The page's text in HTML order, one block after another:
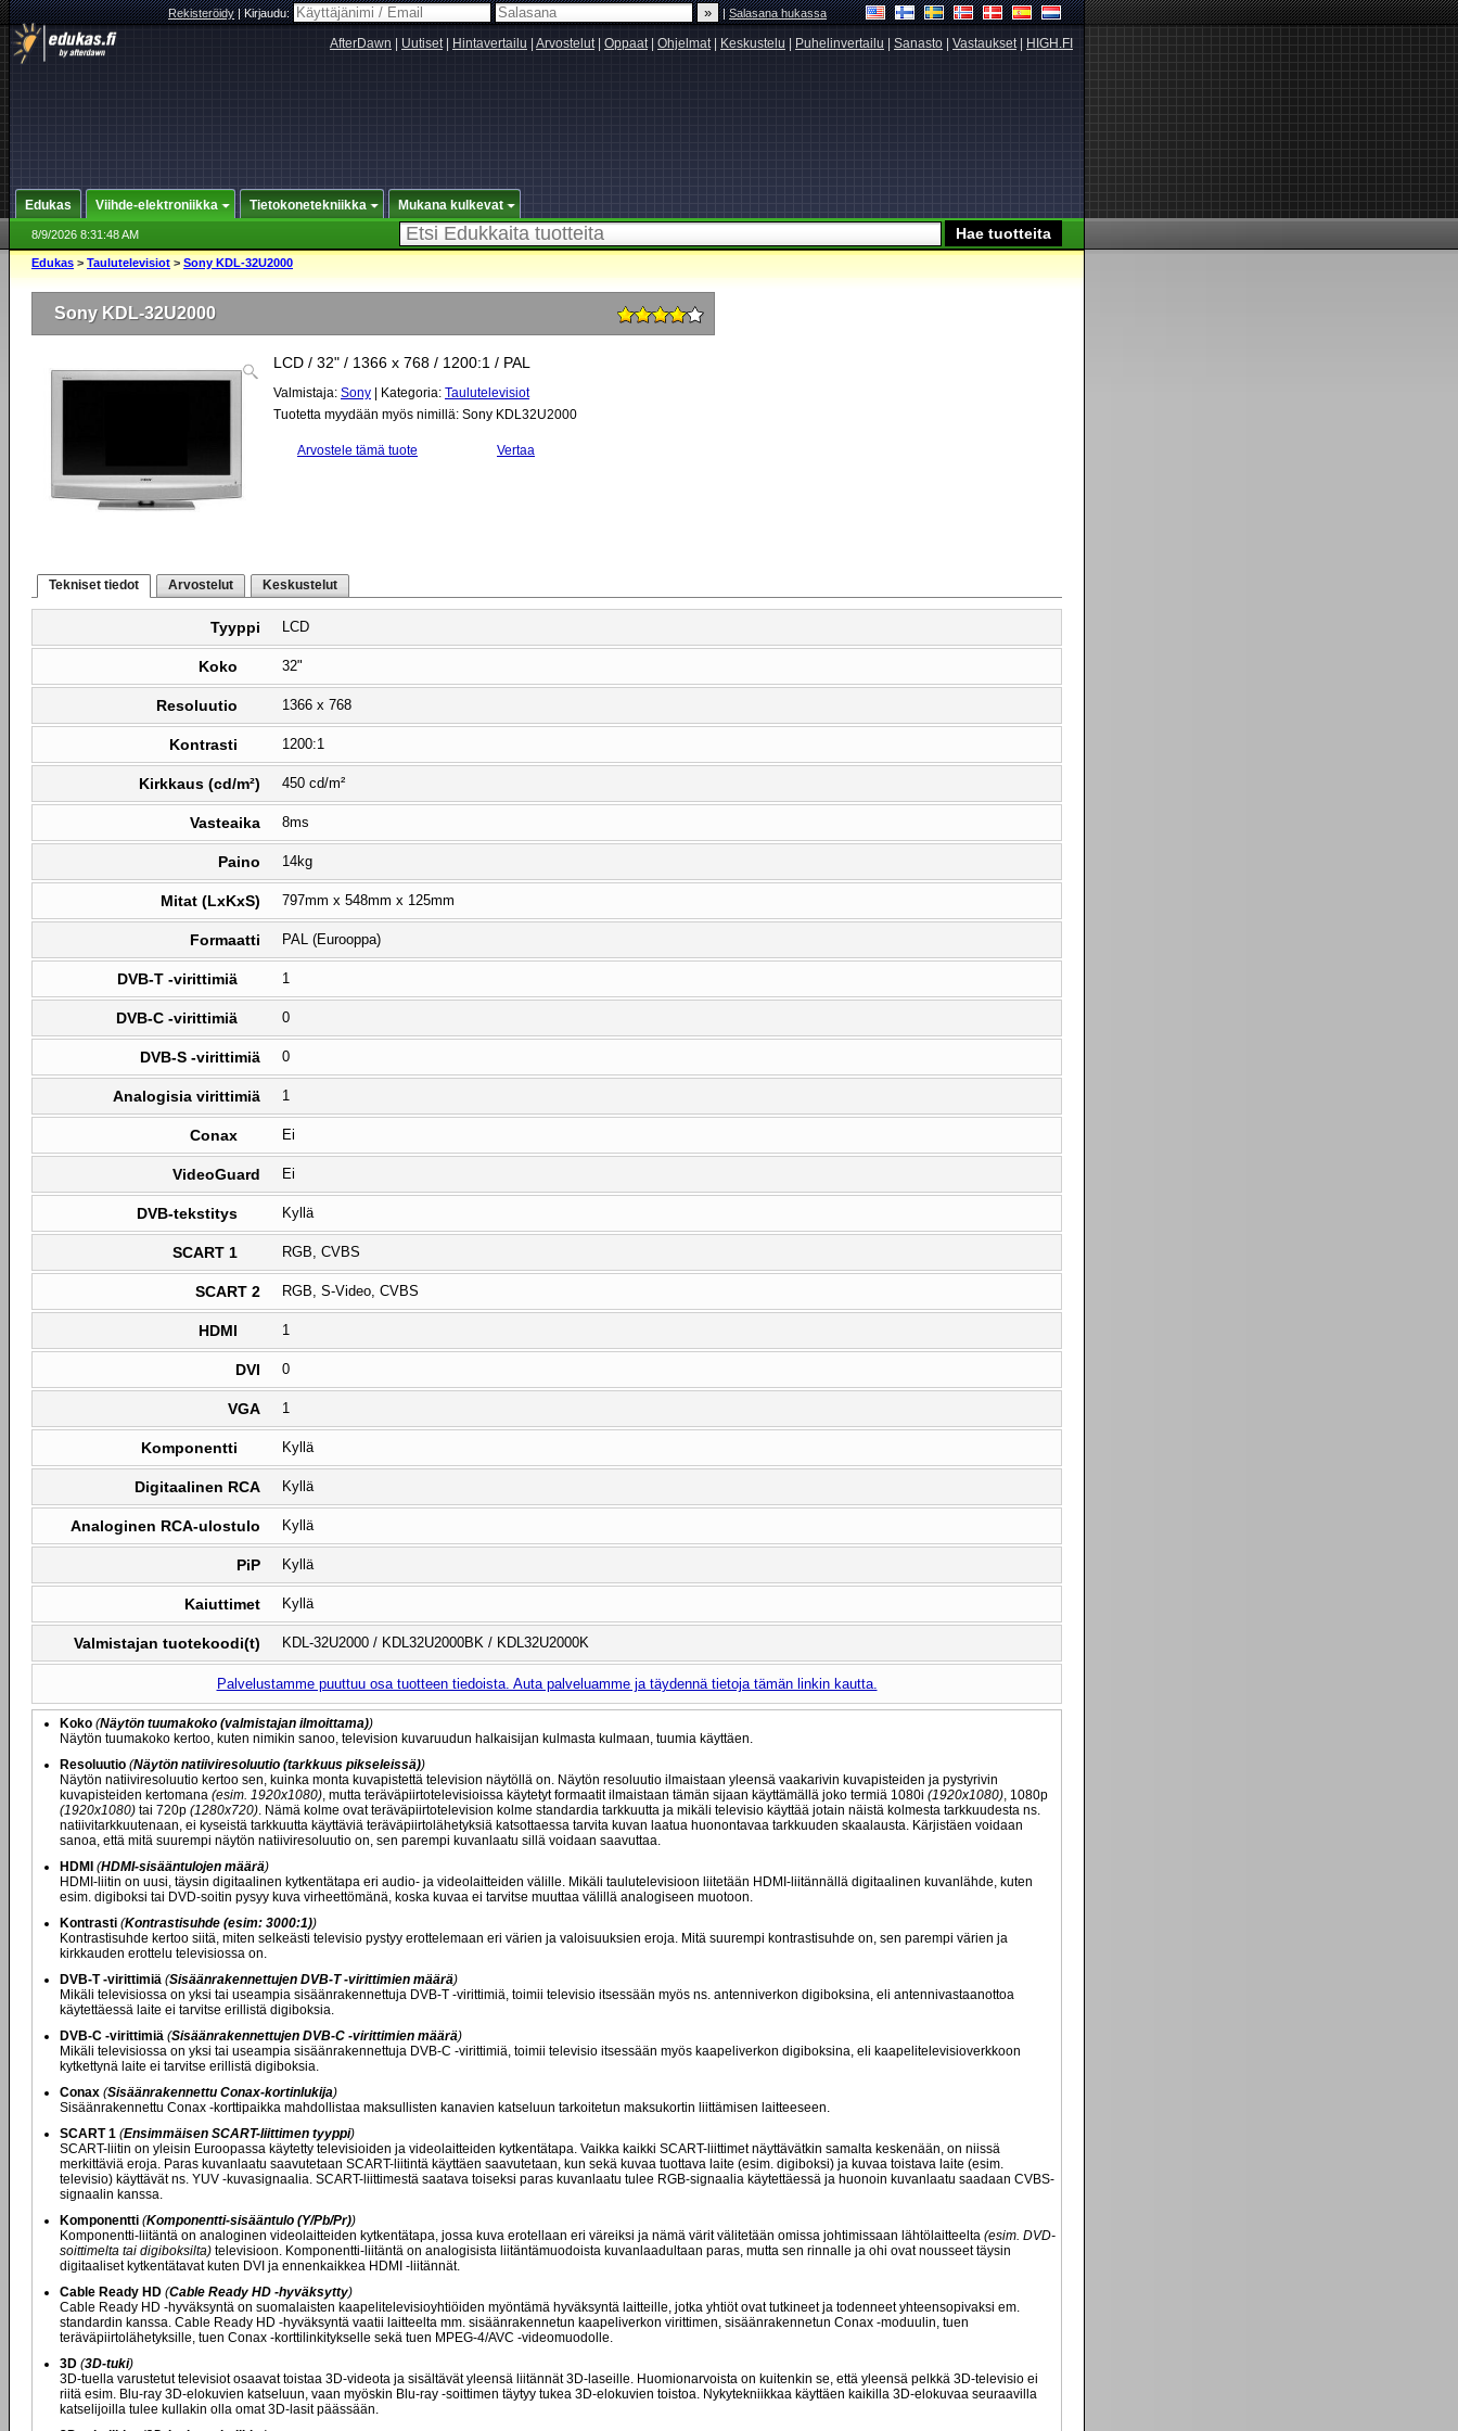
Rekisteröidy|Kirjaudu: |Salasana hukassa
AfterDawn Uutiset| Hintavertailu Arvostelut| Oppaat| Ohjelmat| Keskustelu Puhelinvertailu Sanasto Vastaukset| HIGH.FI
Edukas Viihde-elektroniikka Tietokonetekniikka Mukana kulkevat
8/9/2026 8:31:48 AM
Edukas > Taulutelevisiot > Sony KDL-32U2000
Sony KDL-32U2000
LCD / 32" / 1366 x 768 / 1200:1 / PAL
Valmistaja: Sony | Kategoria: Taulutelevisiot
Tuotetta myydään myös nimillä: Sony KDL32U2000
Arvostele tämä tuote Vertaa
Tekniset tiedot Arvostelut Keskustelut
Tyyppi LCD
Koko 32"
Resoluutio 1366 x 768
Kontrasti 1200:1
Kirkkaus (cd/m²) 450 cd/m²
Vasteaika 8ms
Paino 14kg
Mitat (LxKxS) 797mm x 548mm x 125mm
Formaatti PAL (Eurooppa)
DVB-T -virittimiä 1
DVB-C -virittimiä 0
DVB-S -virittimiä 0
Analogisia virittimiä 1
Conax Ei
VideoGuard Ei
DVB-tekstitys Kyllä
SCART 1 RGB, CVBS
SCART 2 RGB, S-Video, CVBS
HDMI 1
DVI 0
VGA 1
Komponentti Kyllä
Digitaalinen RCA Kyllä
Analoginen RCA-ulostulo Kyllä
PiP Kyllä
Kaiuttimet Kyllä
Valmistajan tuotekoodi(t) KDL-32U2000 / KDL32U2000BK / KDL32U2000K
Palvelustamme puuttuu osa tuotteen tiedoista. Auta palveluamme ja täydennä tietoja tämän linkin kautta.
Koko (Näytön tuumakoko (valmistajan ilmoittama))
Näytön tuumakoko kertoo, kuten nimikin sanoo, television kuvaruudun halkaisijan kulmasta kulmaan, tuumia käyttäen.
Resoluutio (Näytön natiiviresoluutio (tarkkuus pikseleissä))
Näytön natiiviresoluutio kertoo sen, kuinka monta kuvapistettä television näytöllä on. Näytön resoluutio ilmaistaan yleensä vaakarivin kuvapisteiden ja pystyrivin
kuvapisteiden kertomana (esim. 1920x1080), mutta teräväpiirtotelevisioissa käytetyt formaatit ilmaistaan tämän sijaan käyttämällä joko termiä 1080i (1920x1080), 1080p
(1920x1080) tai 720p (1280x720). Nämä kolme ovat teräväpiirtotelevision kolme standardia tarkkuutta ja mikäli televisio käyttää jotain näistä kolmesta tarkkuudesta ns.
natiivitarkkuutenaan, ei kyseistä tarkkuutta käyttäviä teräväpiirtolähetyksiä katsottaessa tarvita kuvan laatua huonontavaa tarkkuuden skaalausta. Kärjistäen voidaan
sanoa, että mitä suurempi näytön natiiviresoluutio on, sen parempi kuvanlaatu sillä voidaan saavuttaa.
HDMI (HDMI-sisääntulojen määrä)
HDMI-liitin on uusi, täysin digitaalinen kytkentätapa eri audio- ja videolaitteiden välille. Mikäli taulutelevisioon liitetään HDMI-liitännällä digitaalinen kuvanlähde, kuten
esim. digiboksi tai DVD-soitin pysyy kuva virheettömänä, koska kuvaa ei tarvitse muuttaa välillä analogiseen muotoon.
Kontrasti (Kontrastisuhde (esim: 3000:1))
Kontrastisuhde kertoo siitä, miten selkeästi televisio pystyy erottelemaan eri värien ja valoisuuksien eroja. Mitä suurempi kontrastisuhde on, sen parempi värien ja
kirkkauden erottelu televisiossa on.
DVB-T -virittimiä (Sisäänrakennettujen DVB-T -virittimien määrä)
Mikäli televisiossa on yksi tai useampia sisäänrakennettuja DVB-T -virittimiä, toimii televisio itsessään myös ns. antenniverkon digiboksina, eli antennivastaanottoa
käytettäessä laite ei tarvitse erillistä digiboksia.
DVB-C -virittimiä (Sisäänrakennettujen DVB-C -virittimien määrä)
Mikäli televisiossa on yksi tai useampia sisäänrakennettuja DVB-C -virittimiä, toimii televisio itsessään myös kaapeliverkon digiboksina, eli kaapelitelevisioverkkoon
kytkettynä laite ei tarvitse erillistä digiboksia.
Conax (Sisäänrakennettu Conax-kortinlukija)
Sisäänrakennettu Conax -korttipaikka mahdollistaa maksullisten kanavien katseluun tarkoitetun maksukortin liittämisen laitteeseen.
SCART 1 (Ensimmäisen SCART-liittimen tyyppi)
SCART-liitin on yleisin Euroopassa käytetty televisioiden ja videolaitteiden kytkentätapa. Vaikka kaikki SCART-liittimet näyttävätkin samalta keskenään, on niissä
merkittäviä eroja. Paras kuvanlaatu saavutetaan SCART-liitintä käyttäen saavutetaan, kun sekä kuvaa tuottava laite (esim. digiboksi) ja kuvaa toistava laite (esim.
televisio) käyttävät ns. YUV -kuvasignaalia. SCART-liittimestä saatava toiseksi paras kuvanlaatu tulee RGB-signaalia käytettäessä ja huonoin kuvanlaatu saadaan CVBS-
signaalin kanssa.
Komponentti (Komponentti-sisääntulo (Y/Pb/Pr))
Komponentti-liitäntä on analoginen videolaitteiden kytkentätapa, jossa kuva erotellaan eri väreiksi ja nämä värit välitetään omissa johtimissaan lähtölaitteelta (esim. DVD-
soittimelta tai digiboksilta) televisioon. Komponentti-liitäntä on analogisista liitäntämuodoista kuvanlaadultaan paras, mutta sen rinnalle ja ohi ovat nousseet täysin
digitaaliset kytkentätavat kuten DVI ja ennenkaikkea HDMI -liitännät.
Cable Ready HD (Cable Ready HD -hyväksytty)
Cable Ready HD -hyväksyntä on suomalaisten kaapelitelevisioyhtiöiden myöntämä hyväksyntä laitteille, jotka yhtiöt ovat tutkineet ja todenneet yhteensopivaksi em.
standardin kanssa. Cable Ready HD -hyväksyntä vaatii laitteelta mm. sisäänrakennetun kaapeliverkon virittimen, sisäänrakennetun Conax -moduulin, tuen
teräväpiirtolähetyksille, tuen Conax -korttilinkitykselle sekä tuen MPEG-4/AVC -videomuodolle.
3D (3D-tuki)
3D-tuella varustetut televisiot osaavat toistaa 3D-videota ja sisältävät yleensä liitännät 3D-laseille. Huomionarvoista on kuitenkin se, että yleensä pelkkä 3D-televisio ei
riitä esim. Blu-ray 3D-elokuvien katseluun, vaan myöskin Blu-ray -soittimen täytyy tukea 3D-elokuvien toistoa. Nykytekniikkaa käyttäen kaikilla 3D-elokuvaa seuraavilla
katselijoilla tulee kullakin olla omat 3D-lasit päässään.